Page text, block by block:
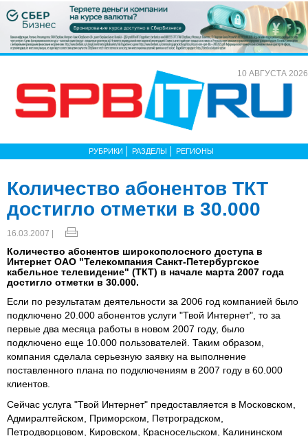
10 АВГУСТА 2026
РУБРИКИ РАЗДЕЛЫ РЕГИОНЫ
Количество абонентов ТКТ
достигло отметки в 30.000
16.03.2007 |
Количество абонентов широкополосного доступа в
Интернет ОАО "Телекомпания Санкт-Петербургское
кабельное телевидение" (ТКТ) в начале марта 2007 года
достигло отметки в 30.000.
Если по результатам деятельности за 2006 год компанией было
подключено 20.000 абонентов услуги "Твой Интернет", то за
первые два месяца работы в новом 2007 году, было
подключено еще 10.000 пользователей. Таким образом,
компания сделала серьезную заявку на выполнение
поставленного плана по подключениям в 2007 году в 60.000
клиентов.
Сейчас услуга "Твой Интернет" предоставляется в Московском,
Адмиралтейском, Приморском, Петроградском,
Петродворцовом, Кировском, Красносельском, Калининском